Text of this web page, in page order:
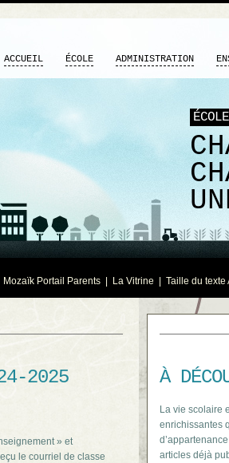
ACCUEIL ÉCOLE ADMINISTRATION
Mozaïk Portail Parents La Vitrine | Taille du texte
2025
» et
le courriel de classe
À
La vie scolaire
enrichissantes
articles déjà